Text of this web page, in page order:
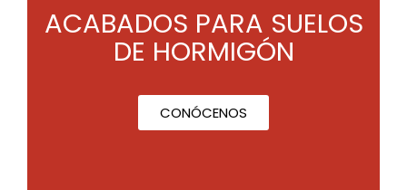
ACABADOS PARA SUELOS
DE HORMIGÓN
CONÓCENOS